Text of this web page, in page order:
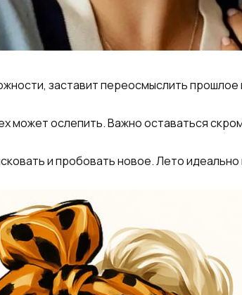
заставит переосмыслить
может ослепить. Важно оставаться
и пробовать новое. Лето